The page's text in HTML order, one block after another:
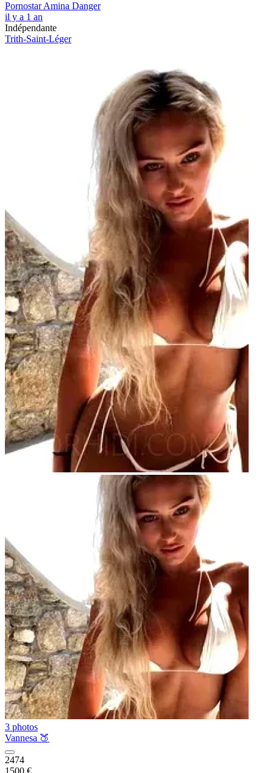
Pornostar Amina Danger
il y a 1 an
Indépendante
Trith-Saint-Léger
3 photos
Vannesa 🍑
2474
1500 €